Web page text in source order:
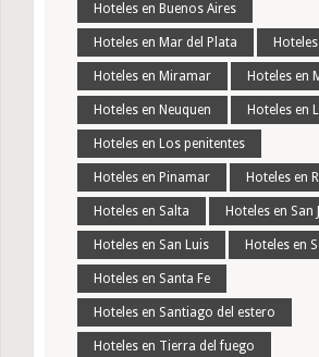
Hoteles en Buenos Aires
Hoteles en Mar del Plata
Hoteles en Miramar Hoteles en
Hoteles en Neuquen Hoteles en
Hoteles en Los penitentes
Hoteles en Pinamar Hoteles en
Hoteles en Salta Hoteles en San
Hoteles en San Luis Hoteles en
Hoteles en Santa Fe
Hoteles en Santiago del estero
Hoteles en Tierra del fuego